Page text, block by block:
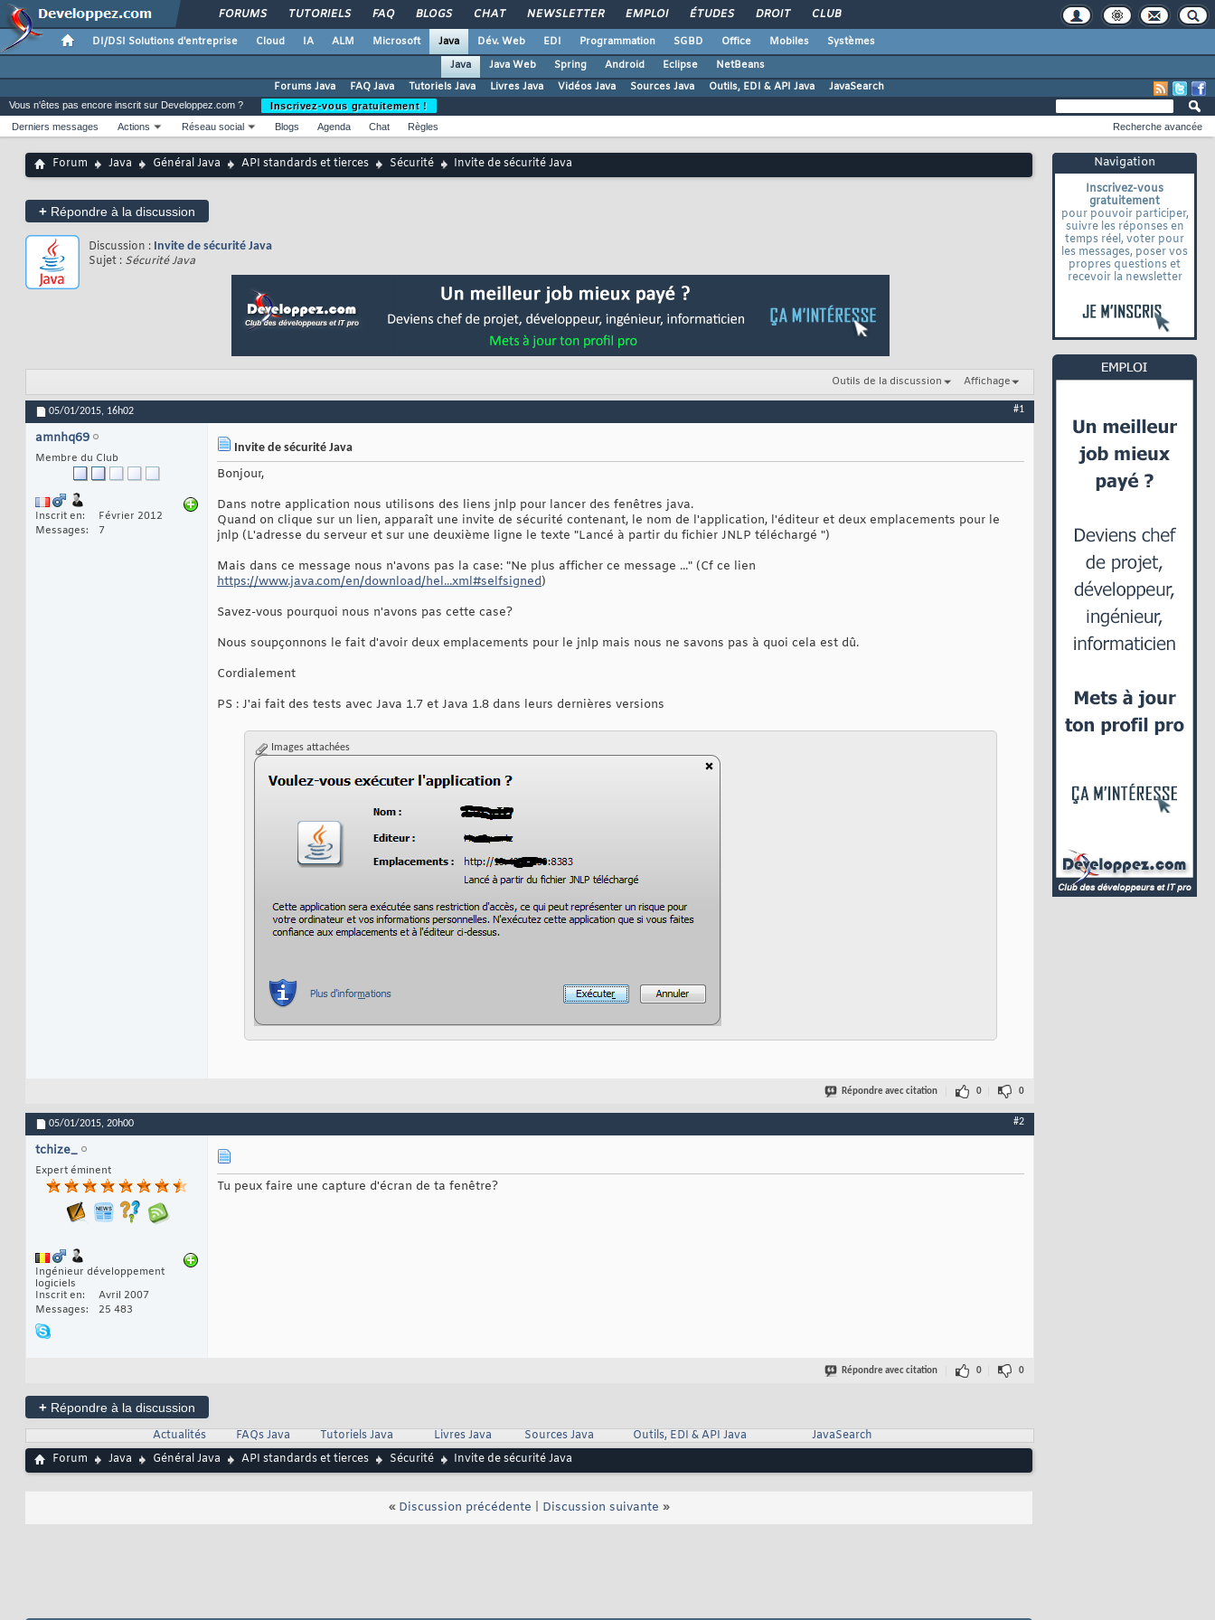
FORUMS TUTORIELS FAQ BLOGS CHAT NEWSLETTER EMPLOI ÉTUDES DROIT CLUB
DI/DSI Solutions d'entreprise Cloud IA ALM Microsoft Java Dév. Web EDI Programmation SGBD Office Mobiles
Systèmes
Java
Java Web Spring Android Eclipse
NetBeans
Forums Java
FAQ Java Tutoriels Java Livres Java Vidéos Java Sources Java Outils, EDI & API Java JavaSearch
Navigation
Inscrivez-vous
gratuitement
pour pouvoir participer,
suivre les réponses en
temps réel, voter pour
les messages, poser vos
propres questions et
recevoir la newsletter
Vous n'êtes pas encore inscrit sur Developpez.com ?
Inscrivez-vous gratuitement !
Derniers messages
Actions Réseau social Blogs Agenda Chat Règles Recherche avancée
Forum Java Général Java API standards et tierces Sécurité Invite de sécurité Java
+ Répondre à la discussion
Discussion : Invite de sécurité Java
Sujet : Sécurité Java
Outils de la discussion Affichage
05/01/2015, 16h02 #1
amnhq69
Membre du Club
Inscrit en
Février 2012
Messages
7
Invite de sécurité Java
Bonjour,
Dans notre application nous utilisons des liens jnlp pour lancer des fenêtres java.
Quand on clique sur un lien, apparaît une invite de sécurité contenant, le nom de l'application, l'éditeur et deux emplacements pour le
jnlp (L'adresse du serveur et sur une deuxième ligne le texte "Lancé à partir du fichier JNLP téléchargé ")
Mais dans ce message nous n'avons pas la case: "Ne plus afficher ce message ..." (Cf ce lien
https://www.java.com/en/download/hel...xml#selfsigned)
Savez-vous pourquoi nous n'avons pas cette case?
Nous soupçonnons le fait d'avoir deux emplacements pour le jnlp mais nous ne savons pas à quoi cela est dû.
Cordialement
PS : J'ai fait des tests avec Java 1.7 et Java 1.8 dans leurs dernières versions
Images attachées
Répondre avec citation 0 0
05/01/2015, 20h00 #2
tchize_
Expert éminent
Ingénieur développement
logiciels
Inscrit en
Avril 2007
Messages
25 483
Tu peux faire une capture d'écran de ta fenêtre?
Répondre avec citation 0 0
+ Répondre à la discussion
Actualités
FAQs Java Tutoriels Java Livres Java Sources Java Outils, EDI & API Java
JavaSearch
Forum
Java Général Java API standards et tierces Sécurité Invite de sécurité Java
« Discussion précédente Discussion suivante »